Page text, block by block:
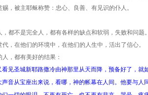
，被主耶稣称赞：忠心、良善、有见识的仆人。
都不是完全人，都有各样的缺点和软弱，失败和问题。
，在他们的环境中，在他们的人生中，活出了信心。
，都有美好的结果：
看见圣城新耶路撒冷由神那里从天而降，预备好了，就
声音从宝座出来说，看哪，神的帐幕在人间。他要与人